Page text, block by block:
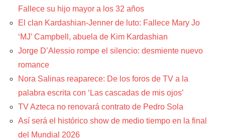
Fallece su hijo mayor a los 32 años
El clan Kardashian-Jenner de luto: Fallece Mary Jo
‘MJ’ Campbell, abuela de Kim Kardashian
Jorge D’Alessio rompe el silencio: desmiente nuevo
romance
Nora Salinas reaparece: De los foros de TV a la
palabra escrita con ‘Las cascadas de mis ojos’
TV Azteca no renovará contrato de Pedro Sola
Así será el histórico show de medio tiempo en la final
del Mundial 2026